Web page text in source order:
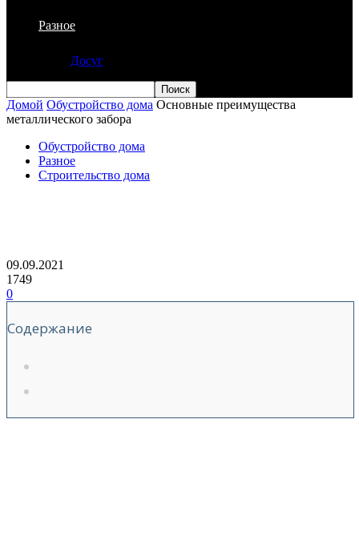
Разное
Досуг
Домой Обустройство дома Основные преимущества
металлического забора
Обустройство дома
Разное
Строительство дома
09.09.2021
1749
0
Содержание